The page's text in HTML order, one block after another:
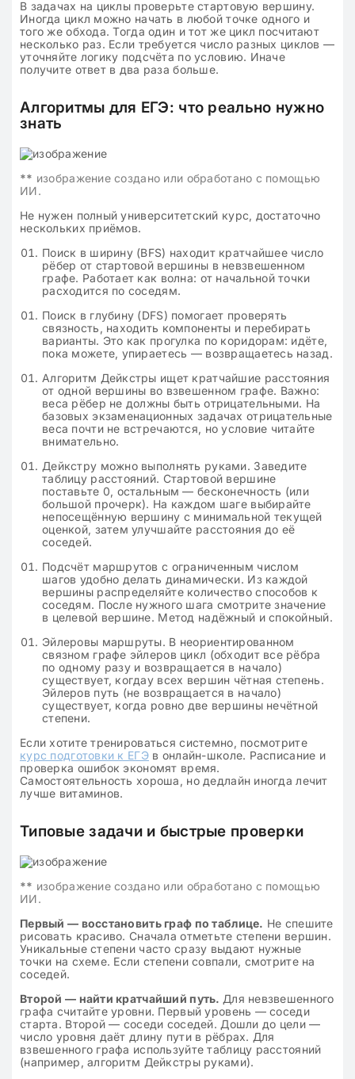
В задачах на циклы проверьте стартовую вершину.
Иногда цикл можно начать в любой точке одного и
того же обхода. Тогда один и тот же цикл посчитают
несколько раз. Если требуется число разных циклов —
уточняйте логику подсчёта по условию. Иначе
получите ответ в два раза больше.
Алгоритмы для ЕГЭ: что реально нужно
знать
** изображение создано или обработано с помощью
ИИ.
Не нужен полный университетский курс, достаточно
нескольких приёмов.
Поиск в ширину (BFS) находит кратчайшее число
рёбер от стартовой вершины в невзвешенном
графе. Работает как волна: от начальной точки
расходится по соседям.
Поиск в глубину (DFS) помогает проверять
связность, находить компоненты и перебирать
варианты. Это как прогулка по коридорам: идёте,
пока можете, упираетесь — возвращаетесь назад.
Алгоритм Дейкстры ищет кратчайшие расстояния
от одной вершины во взвешенном графе. Важно:
веса рёбер не должны быть отрицательными. На
базовых экзаменационных задачах отрицательные
веса почти не встречаются, но условие читайте
внимательно.
Дейкстру можно выполнять руками. Заведите
таблицу расстояний. Стартовой вершине
поставьте 0, остальным — бесконечность (или
большой прочерк). На каждом шаге выбирайте
непосещённую вершину с минимальной текущей
оценкой, затем улучшайте расстояния до её
соседей.
Подсчёт маршрутов с ограниченным числом
шагов удобно делать динамически. Из каждой
вершины распределяйте количество способов к
соседям. После нужного шага смотрите значение
в целевой вершине. Метод надёжный и спокойный.
Эйлеровы маршруты. В неориентированном
связном графе эйлеров цикл (обходит все рёбра
по одному разу и возвращается в начало)
существует, когдау всех вершин чётная степень.
Эйлеров путь (не возвращается в начало)
существует, когда ровно две вершины нечётной
степени.
Если хотите тренироваться системно, посмотрите
курс подготовки к ЕГЭв онлайн-школе. Расписание и
проверка ошибок экономят время.
Самостоятельность хороша, но дедлайн иногда лечит
лучше витаминов.
Типовые задачи и быстрые проверки
** изображение создано или обработано с помощью
ИИ.
Первый — восстановить граф по таблице. Не спешите
рисовать красиво. Сначала отметьте степени вершин.
Уникальные степени часто сразу выдают нужные
точки на схеме. Если степени совпали, смотрите на
соседей.
Второй — найти кратчайший путь. Для невзвешенного
графа считайте уровни. Первый уровень — соседи
старта. Второй — соседи соседей. Дошли до цели —
число уровня даёт длину пути в рёбрах. Для
взвешенного графа используйте таблицу расстояний
(например, алгоритм Дейкстры руками).